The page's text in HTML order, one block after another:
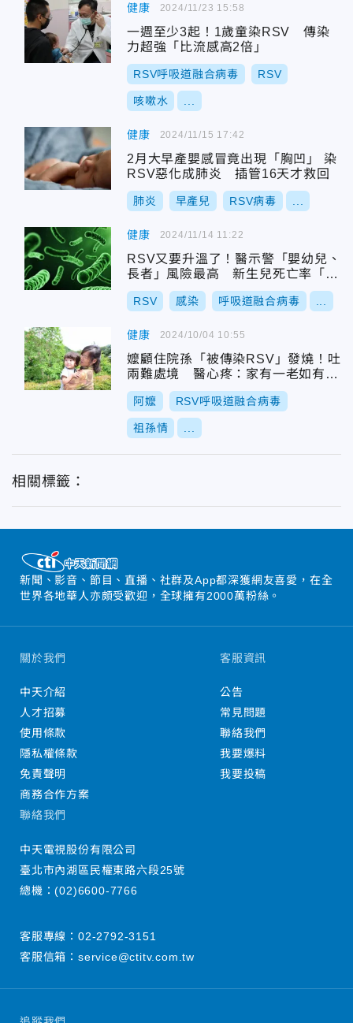
健康
一週至少3起！1歲童染RSV 傳染
力超強「比流感高2倍」
RSV呼吸道融合病毒 RSV
咳嗽水
2024/11/23 15:58
健康
2月大早產嬰感冒竟出現「胸凹」 染
RSV惡化成肺炎 插管16天才救回
肺炎 早產兒 RSV病毒
2024/11/15 17:42
健康
RSV又要升溫了！醫示警「嬰幼兒、
長者」風險最高 新生兒死亡率「高
流感5倍」
RSV 感染 呼吸道融合病毒
2024/11/14 11:22
健康
嬤顧住院孫「被傳染RSV」發燒！吐
兩難處境 醫心疼：家有一老如有一
寶
阿嬤 RSV呼吸道融合病毒
祖孫情
2024/10/04 10:55
相關標籤：
新聞、影音、節目、直播、社群及App都深獲網友喜愛，在全
世界各地華人亦頗受歡迎，全球擁有2000萬粉絲。
關於我們
中天介紹
人才招募
使用條款
隱私權條款
免責聲明
商務合作方案
客服資訊
公告
常見問題
聯絡我們
我要爆料
我要投稿
聯絡我們
中天電視股份有限公司
臺北市內湖區民權東路六段25號
總機：(02)6600-7766
客服專線： 02-2792-3151
客服信箱： service@ctitv.com.tw